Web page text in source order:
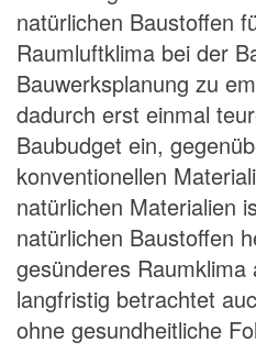
natürlichen Baustoffen
Raumluftklima bei der
Bauwerksplanung zu
dadurch erst einmal
Baubudget ein,
konventionellen
natürlichen Materialien
natürlichen Baustoffen
gesünderes
langfristig betrachtet
ohne gesundheitliche